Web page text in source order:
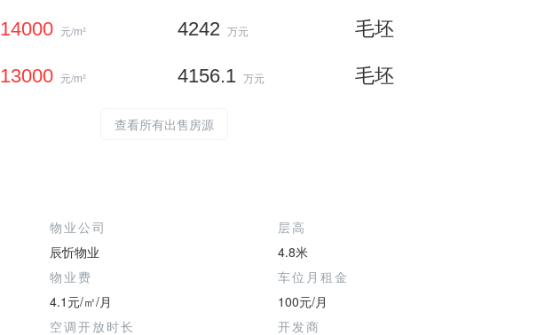
14000 元/m² 4242 万元 毛坯
13000 元/m² 4156.1 万元 毛坯
查看所有出售房源
物业公司
辰忻物业
层高
4.8米
物业费
4.1元/㎡/月
车位月租金
100元/月
空调开放时长
开发商